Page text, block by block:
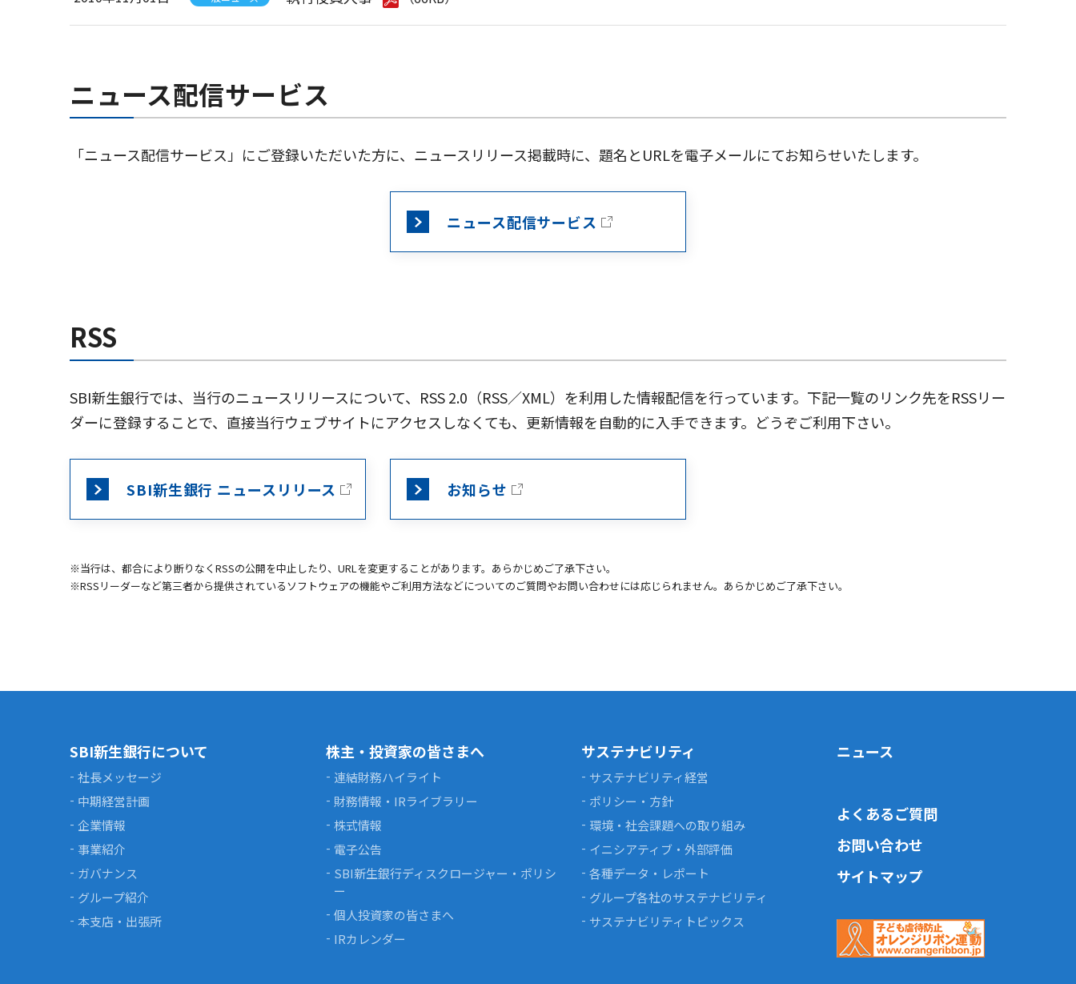
ニュース配信サービス
「ニュース配信サービス」にご登録いただいた方に、ニュースリリース掲載時に、題名とURLを電子メールにてお知らせいたします。
ニュース配信サービス
RSS
SBI新生銀行では、当行のニュースリリースについて、RSS 2.0（RSS／XML）を利用した情報配信を行っています。下記一覧のリンク先をRSSリー
ダーに登録することで、直接当行ウェブサイトにアクセスしなくても、更新情報を自動的に入手できます。どうぞご利用下さい。
SBI新生銀行 ニュースリリース お知らせ
※当行は、都合により断りなくRSSの公開を中止したり、URLを変更することがあります。あらかじめご了承下さい。
※RSSリーダーなど第三者から提供されているソフトウェアの機能やご利用方法などについてのご質問やお問い合わせには応じられません。あらかじめご了承下さい。
SBI新生銀行について
社長メッセージ
中期経営計画
企業情報
事業紹介
ガバナンス
グループ紹介
本支店・出張所
株主・投資家の皆さまへ
連結財務ハイライト
財務情報・IRライブラリー
株式情報
電子公告
SBI新生銀行ディスクロージャー・ポリシ
ー
個人投資家の皆さまへ
IRカレンダー
サステナビリティ
サステナビリティ経営
ポリシー・方針
環境・社会課題への取り組み
イニシアティブ・外部評価
各種データ・レポート
グループ各社のサステナビリティ
サステナビリティトピックス
ニュース
よくあるご質問
お問い合わせ
サイトマップ